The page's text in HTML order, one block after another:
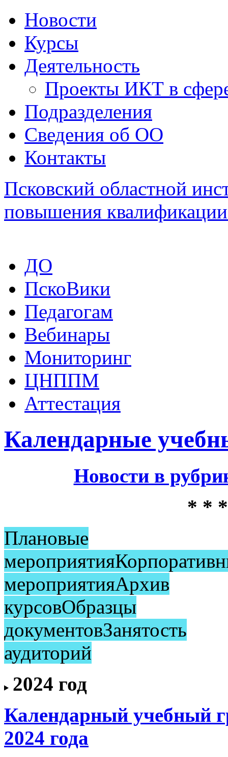
Новости
Курсы
Деятельность
Проекты ИКТ в
Подразделения
Сведения об ОО
Контакты
Псковский областной
повышения
ДО
ПскоВики
Педагогам
Вебинары
Мониторинг
ЦНППМ
Аттестация
Календарные
Новости в
* * *
Плановые
мероприятия
мероприятияАрхив
курсовОбразцы
документовЗанятость
аудиторий
2024 год
Календарный учебный
2024 года